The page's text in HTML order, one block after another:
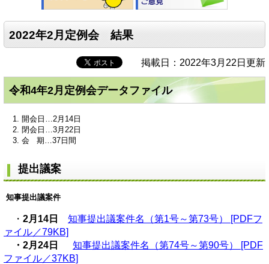
2022年2月定例会 結果
掲載日：2022年3月22日更新
令和4年2月定例会データファイル
開会日…2月14日
閉会日…3月22日
会 期…37日間
提出議案
知事提出議案件
・ 2月14日
知事提出議案件名（第1号～第73号） [PDFフ
ァイル／79KB]
・2月24日
知事提出議案件名（第74号～第90号） [PDF
ファイル／37KB]